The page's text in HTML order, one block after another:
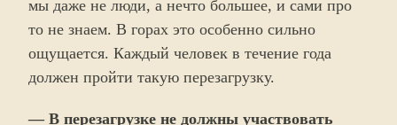
мы даже не люди, а нечто большее, и сами про
то не знаем. В горах это особенно сильно
ощущается. Каждый человек в течение года
должен пройти такую перезагрузку.
— В перезагрузке не должны участвовать